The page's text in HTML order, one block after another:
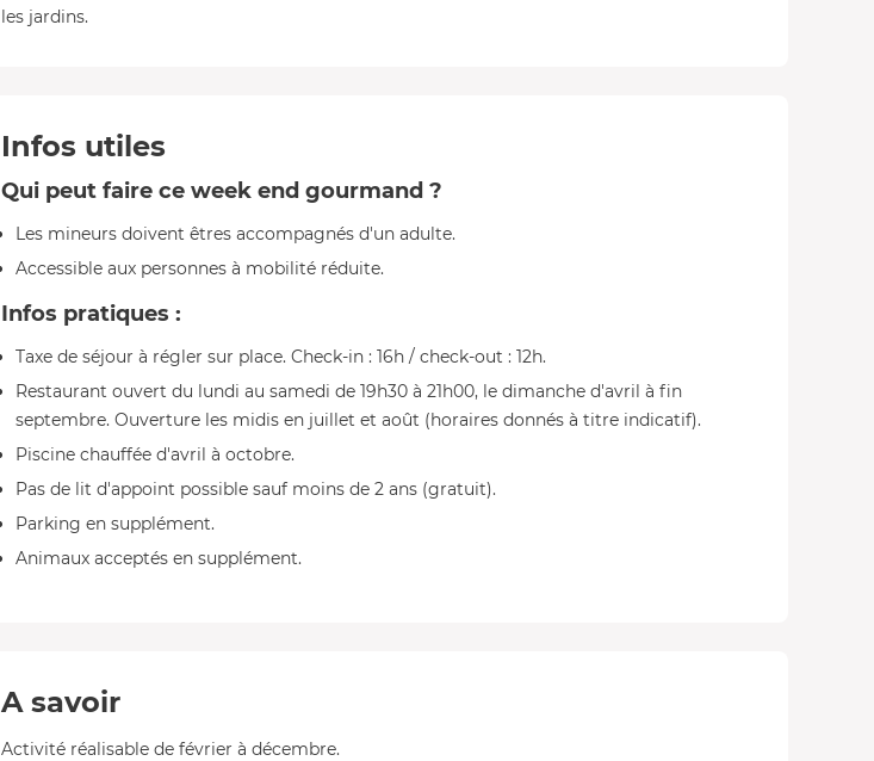
les jardins.
Infos utiles
Qui peut faire ce week end gourmand ?
Les mineurs doivent êtres accompagnés d'un adulte.
Accessible aux personnes à mobilité réduite.
Infos pratiques :
Taxe de séjour à régler sur place. Check-in : 16h / check-out : 12h.
Restaurant ouvert du lundi au samedi de 19h30 à 21h00, le dimanche d'avril à fin
septembre. Ouverture les midis en juillet et août (horaires donnés à titre indicatif).
Piscine chauffée d'avril à octobre.
Pas de lit d'appoint possible sauf moins de 2 ans (gratuit).
Parking en supplément.
Animaux acceptés en supplément.
A savoir
Activité réalisable de février à décembre.